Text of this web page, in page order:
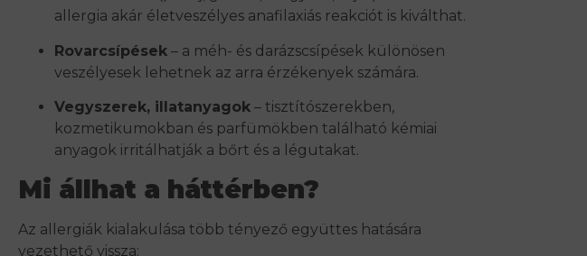
allergia akár életveszélyes anafilaxiás reakciót is kiválthat.
Rovarcsípések – a méh- és darázscsípések különösen
veszélyesek lehetnek az arra érzékenyek számára.
Vegyszerek, illatanyagok – tisztítószerekben,
kozmetikumokban és parfümökben található kémiai
anyagok irritálhatják a bőrt és a légutakat.
Mi állhat a háttérben?
Az allergiák kialakulása több tényező együttes hatására
vezethető vissza: